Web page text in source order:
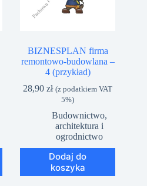
BIZNESPLAN firma
remontowo-budowlana –
4 (przykład)
28,90zł (z podatkiem VAT
5%)
Budownictwo,
architektura i
ogrodnictwo
Dodaj do
koszyka